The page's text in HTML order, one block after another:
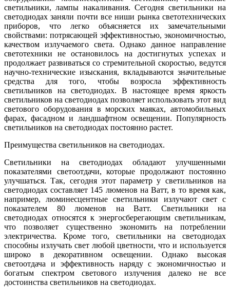
светильники, лампы накаливания. Сегодня светильники на
светодиодах заняли почти все ниши рынка светотехнических
приборов, что легко объясняется их замечательными
свойствами: потрясающей эффективностью, экономичностью,
качеством излучаемого света. Однако данное направление
светотехники не остановилось на достигнутых успехах и
продолжает развиваться со стремительной скоростью, ведутся
научно-технические изыскания, вкладываются значительные
средства для того, чтобы возросла эффективность
светильников на светодиодах. В настоящее время яркость
светильников на светодиодах позволяет использовать этот вид
светового оборудования в морских маяках, автомобильных
фарах, фасадном и ландшафтном освещении. Популярность
светильников на светодиодах постоянно растет.
Преимущества светильников на светодиодах.
Светильники на светодиодах обладают улучшенными
показателями светоотдачи, которые продолжают постоянно
улучшаться. Так, сегодня этот параметр у светильников на
светодиодах составляет 145 люменов на Ватт, в то время как,
например, люминесцентные светильники излучают свет с
показателем 80 люменов на Ватт. Светильники на
светодиодах относятся к энергосберегающим светильникам,
что позволяет существенно экономить на потреблении
электричества. Кроме того, светильники на светодиодах
способны излучать свет любой цветности, что и используется
широко в декоративном освещении. Однако высокая
светоотдача и эффективность наряду с экономичностью и
богатым спектром светового излучения далеко не все
достоинства светильников на светодиодах.